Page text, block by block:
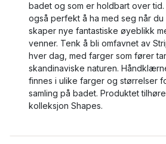
badet og som er holdbart over
også perfekt å ha med seg når
skaper nye fantastiske øyeblikk
venner. Tenk å bli omfavnet av
hver dag, med farger som fører
skandinaviske naturen.
finnes i ulike farger og størrelser
samling på badet. Produktet
kolleksjon Shapes.